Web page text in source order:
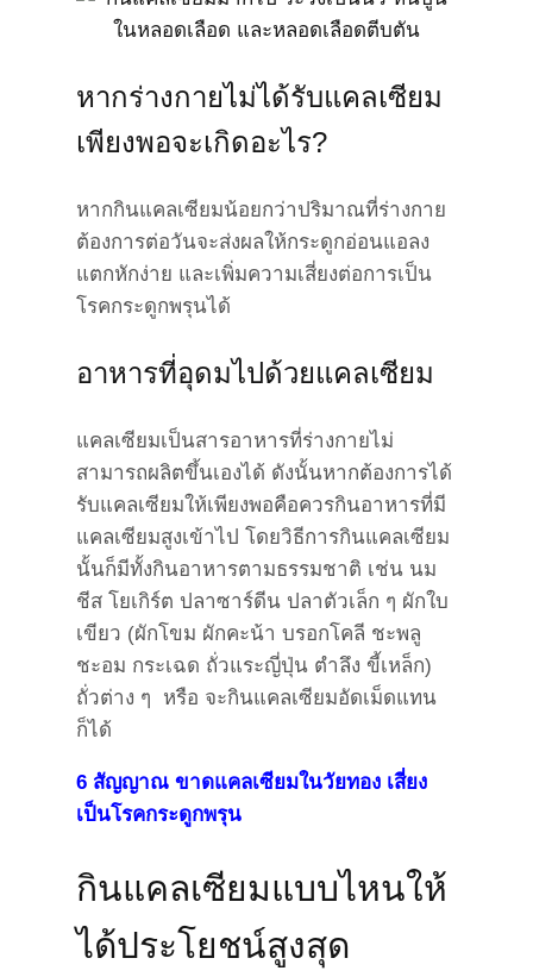
หากร่างกายไม่ได้รับแคลเซียม
เพียงพอจะเกิดอะไร?
หากกินแคลเซียมน้อยกว่าปริมาณที่ร่างกาย
ต้องการต่อวันจะส่งผลให้กระดูกอ่อนแอลง
แตกหักง่าย และเพิ่มความเสี่ยงต่อการเป็น
โรคกระดูกพรุนได้
อาหารที่อุดมไปด้วยแคลเซียม
แคลเซียมเป็นสารอาหารที่ร่างกายไม่
สามารถผลิตขึ้นเองได้ ดังนั้นหากต้องการได้
รับแคลเซียมให้เพียงพอคือควรกินอาหารที่มี
แคลเซียมสูงเข้าไป โดยวิธีการกินแคลเซียม
นั้นก็มีทั้งกินอาหารตามธรรมชาติ เช่น นม
ชีส โยเกิร์ต ปลาซาร์ดีน ปลาตัวเล็ก ๆ ผักใบ
เขียว (ผักโขม ผักคะน้า บรอกโคลี ชะพลู
ชะอม กระเฉด ถั่วแระญี่ปุ่น ตำลึง ขี้เหล็ก)
ถั่วต่าง ๆ หรือ จะกินแคลเซียมอัดเม็ดแทน
ก็ได้
6 สัญญาณ ขาดแคลเซียมในวัยทอง เสี่ยง
เป็นโรคกระดูกพรุน
กินแคลเซียมแบบไหนให้
ได้ประโยชน์สูงสุด